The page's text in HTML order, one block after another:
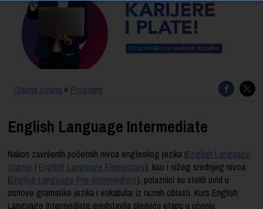
ŠTA DOBIJATE
UČENJE NA DALJINU
SERTIFIKACIJA
Glavna strana » Programi
English Language Intermediate
Nakon završenih početnih nivoa engleskog jezika (English Language
Starter i English Language Elementary), kao i nižeg srednjeg nivoa
(English Language Pre-Intermediate), polaznici su stekli uvid u
osnove gramatike jezika i vokabular iz raznih oblasti. Kurs English
Language Intermediate predstavlja sledeću etapu u učenju